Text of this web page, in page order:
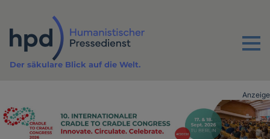
Inhalt
Menu
Der säkulare Blick auf die Welt.
Advertising
Anzeige